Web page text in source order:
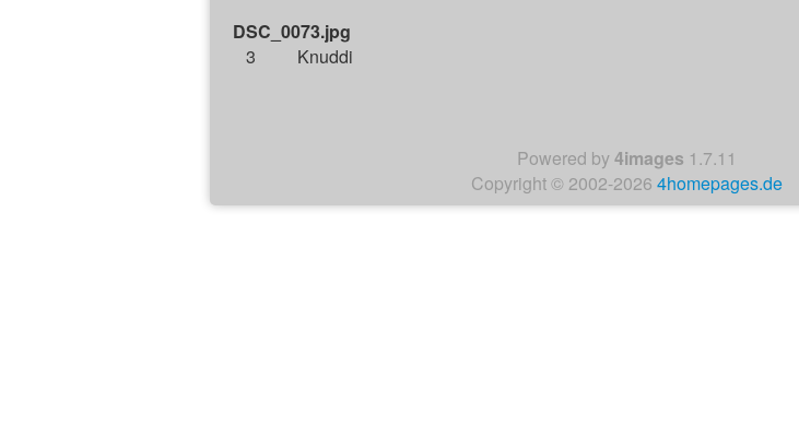
DSC_0073.jpg
3
Knuddi
Powered by4images 1.7.11
Copyright © 2002-2026 4homepages.de